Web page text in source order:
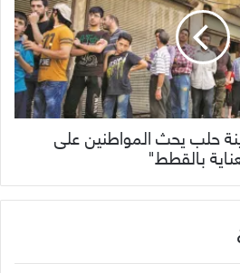
حلب يحث المواطنين على
بالقطط"